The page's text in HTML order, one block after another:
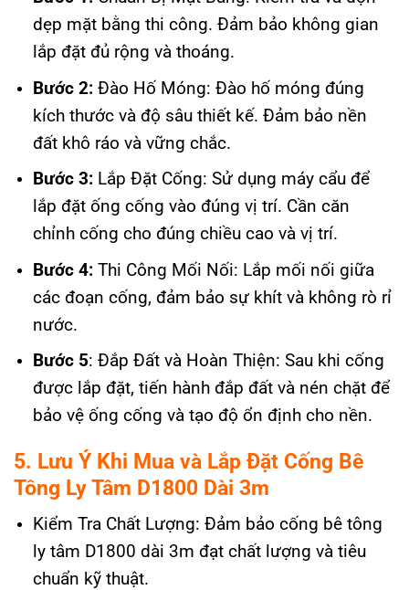
dẹp mặt bằng thi công. Đảm bảo không gian
lắp đặt đủ rộng và thoáng.
Bước 2:Đào Hố Móng: Đào hố móng đúng
kích thước và độ sâu thiết kế. Đảm bảo nền
đất khô ráo và vững chắc.
Bước 3:Lắp Đặt Cống: Sử dụng máy cẩu để
lắp đặt ống cống vào đúng vị trí. Cần căn
chỉnh cống cho đúng chiều cao và vị trí.
Bước 4:Thi Công Mối Nối: Lắp mối nối giữa
các đoạn cống, đảm bảo sự khít và không rò rỉ
nước.
Bước 5: Đắp Đất và Hoàn Thiện: Sau khi cống
được lắp đặt, tiến hành đắp đất và nén chặt để
bảo vệ ống cống và tạo độ ổn định cho nền.
5. Lưu Ý Khi Mua và Lắp Đặt Cống Bê
Tông Ly Tâm D1800 Dài 3m
Kiểm Tra Chất Lượng: Đảm bảo cống bê tông
ly tâm D1800 dài 3m đạt chất lượng và tiêu
chuẩn kỹ thuật.